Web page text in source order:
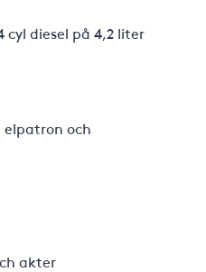
cyl diesel på 4,2 liter
och
akter